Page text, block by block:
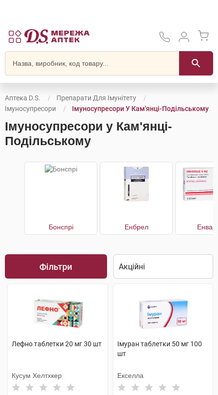
Аптека D.S.
Препарати Для Імунітету
Імуносупресори
Імуносупресори У Кам'янці-Подільському
Імуносупресори у Кам'янці-
Подільському
Бонспрі Енбрел
Фільтри
Лефно таблетки 20 мг 30 шт
Кусум Хелтхкер
Імуран таблетки 50 мг 100
шт
Екселла